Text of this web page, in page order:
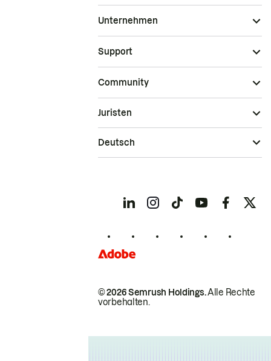
Unternehmen
Support
Community
© 2026 Semrush Holdings.Alle Rechte
vorbehalten.
Juristen
Deutsch